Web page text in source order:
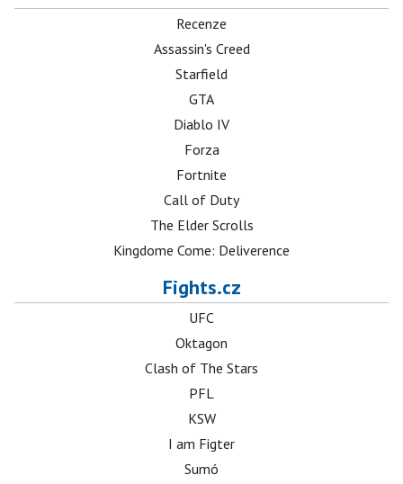
Recenze
Assassin's Creed
Starfield
GTA
Diablo IV
Forza
Fortnite
Call of Duty
The Elder Scrolls
Kingdome Come: Deliverence
Fights.cz
UFC
Oktagon
Clash of The Stars
PFL
KSW
I am Figter
Sumó